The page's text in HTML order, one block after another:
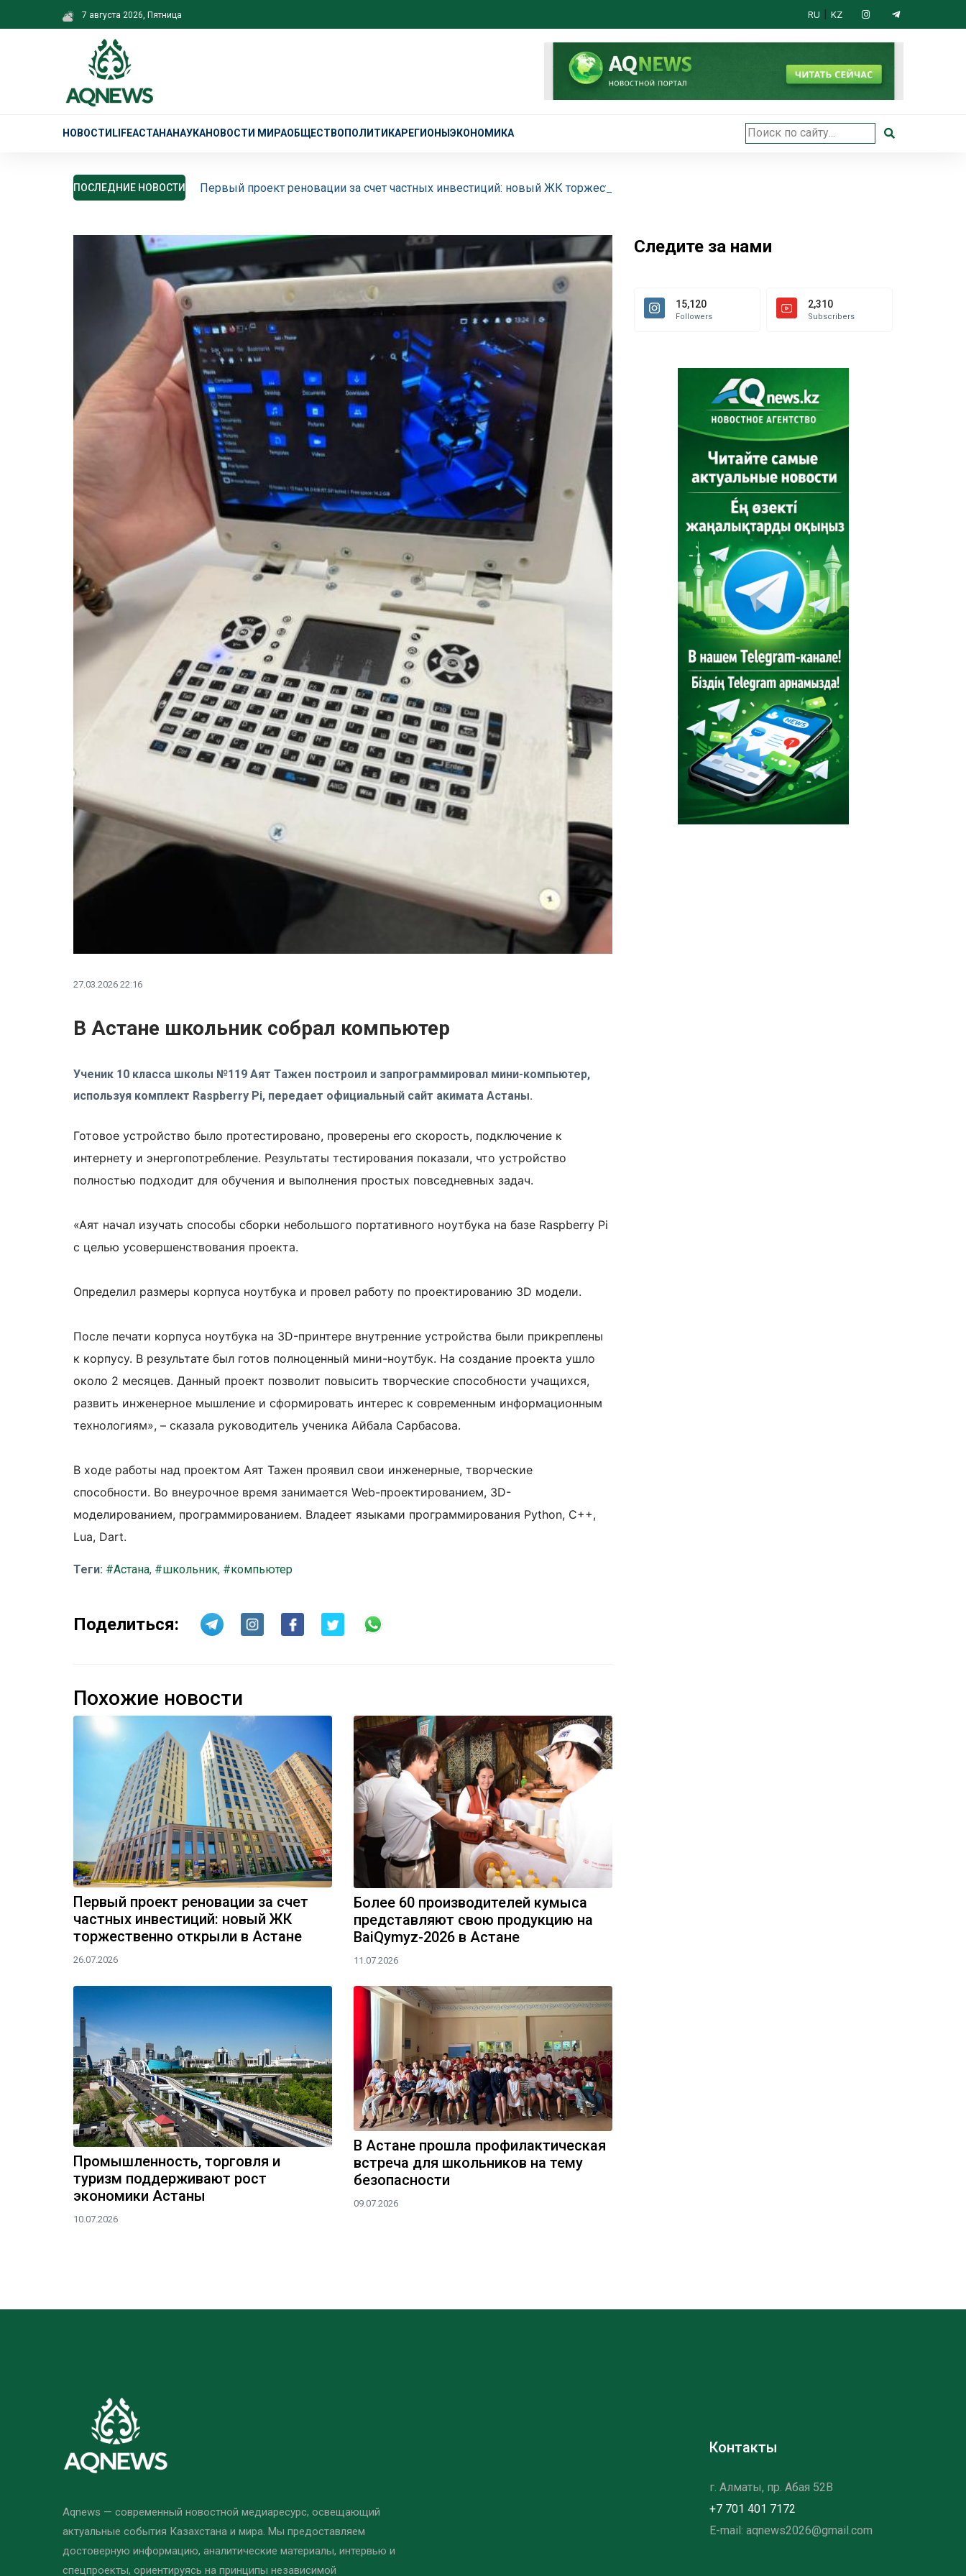
7 августа 2026, Пятница RU | KZ
НОВОСТИ LIFEАСТАНАНАУКАНОВОСТИ МИРАОБЩЕСТВО ПОЛИТИКАРЕГИОНЫ ЭКОНОМИКА
ПОСЛЕДНИЕ НОВОСТИ Первый проект реновации за счет частных инвестиций: новый ЖК торжественно открыли в Астане
27.03.2026 22:16
В Астане школьник собрал компьютер
Ученик 10 класса школы №119 Аят Тажен построил и запрограммировал мини-компьютер,
используя комплект Raspberry Pi, передает официальный сайт акимата Астаны.
Готовое устройство было протестировано, проверены его скорость, подключение к
интернету и энергопотребление. Результаты тестирования показали, что устройство
полностью подходит для обучения и выполнения простых повседневных задач.
«Аят начал изучать способы сборки небольшого портативного ноутбука на базе Raspberry Pi
с целью усовершенствования проекта.
Определил размеры корпуса ноутбука и провел работу по проектированию 3D модели.
После печати корпуса ноутбука на 3D-принтере внутренние устройства были прикреплены
к корпусу. В результате был готов полноценный мини-ноутбук. На создание проекта ушло
около 2 месяцев. Данный проект позволит повысить творческие способности учащихся,
развить инженерное мышление и сформировать интерес к современным информационным
технологиям», – сказала руководитель ученика Айбала Сарбасова.
В ходе работы над проектом Аят Тажен проявил свои инженерные, творческие
способности. Во внеурочное время занимается Web-проектированием, 3D-
моделированием, программированием. Владеет языками программирования Python, C++,
Lua, Dart.
Теги: #Астана, #школьник, #компьютер
Поделиться:
Похожие новости
Первый проект реновации за счет
частных инвестиций: новый ЖК
торжественно открыли в Астане
26.07.2026
Более 60 производителей кумыса
представляют свою продукцию на
BaiQymyz-2026 в Астане
11.07.2026
Промышленность, торговля и
туризм поддерживают рост
экономики Астаны
10.07.2026
В Астане прошла профилактическая
встреча для школьников на тему
безопасности
09.07.2026
Следите за нами
15,120
Followers
2,310
Subscribers
Aqnews — современный новостной медиаресурс, освещающий
актуальные события Казахстана и мира. Мы предоставляем
достоверную информацию, аналитические материалы, интервью и
спецпроекты, ориентируясь на принципы независимой
Контакты
г. Алматы, пр. Абая 52B
+7 701 401 7172
E-mail: aqnews2026@gmail.com